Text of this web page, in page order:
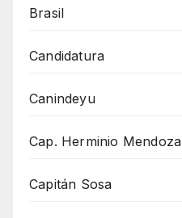
Brasil
Candidatura
Canindeyu
Cap. Herminio Mendoza
Capitán Sosa